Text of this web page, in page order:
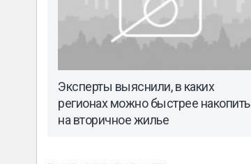
Эксперты выяснили, в каких
регионах можно быстрее накопить
на вторичное жилье